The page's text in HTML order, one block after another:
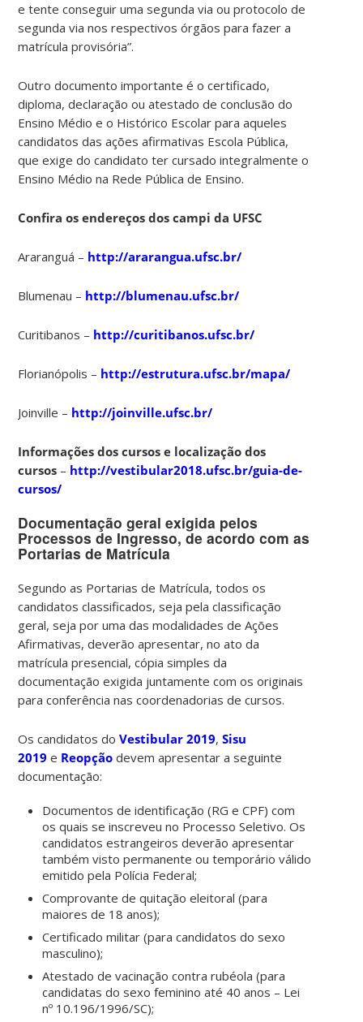
e tente conseguir uma segunda via ou protocolo de
segunda via nos respectivos órgãos para fazer a
matrícula provisória”.
Outro documento importante é o certificado,
diploma, declaração ou atestado de conclusão do
Ensino Médio e o Histórico Escolar para aqueles
candidatos das ações afirmativas Escola Pública,
que exige do candidato ter cursado integralmente o
Ensino Médio na Rede Pública de Ensino.
Confira os endereços dos campi da UFSC
Araranguá – http://ararangua.ufsc.br/
Blumenau – http://blumenau.ufsc.br/
Curitibanos – http://curitibanos.ufsc.br/
Florianópolis – http://estrutura.ufsc.br/mapa/
Joinville – http://joinville.ufsc.br/
Informações dos cursos e localização dos
cursos – http://vestibular2018.ufsc.br/guia-de-
cursos/
Documentação geral exigida pelos
Processos de Ingresso, de acordo com as
Portarias de Matrícula
Segundo as Portarias de Matrícula, todos os
candidatos classificados, seja pela classificação
geral, seja por uma das modalidades de Ações
Afirmativas, deverão apresentar, no ato da
matrícula presencial, cópia simples da
documentação exigida juntamente com os originais
para conferência nas coordenadorias de cursos.
Os candidatos doVestibular 2019,Sisu
2019 e Reopçãodevem apresentar a seguinte
documentação:
Documentos de identificação (RG e CPF) com
os quais se inscreveu no Processo Seletivo. Os
candidatos estrangeiros deverão apresentar
também visto permanente ou temporário válido
emitido pela Polícia Federal;
Comprovante de quitação eleitoral (para
maiores de 18 anos);
Certificado militar (para candidatos do sexo
masculino);
Atestado de vacinação contra rubéola (para
candidatas do sexo feminino até 40 anos – Lei
nº 10.196/1996/SC);